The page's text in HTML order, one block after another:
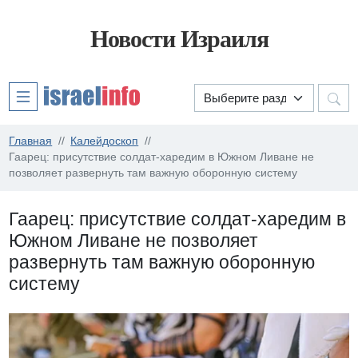
Новости Израиля
Главная
Калейдоскоп
Гаарец: присутствие солдат-харедим в Южном Ливане не
позволяет развернуть там важную оборонную систему
Гаарец: присутствие солдат-харедим в
Южном Ливане не позволяет
развернуть там важную оборонную
систему